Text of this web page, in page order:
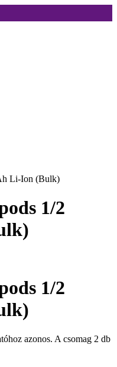
Li-Ion (Bulk)
1/2
1/2
azonos. A csomag 2 db